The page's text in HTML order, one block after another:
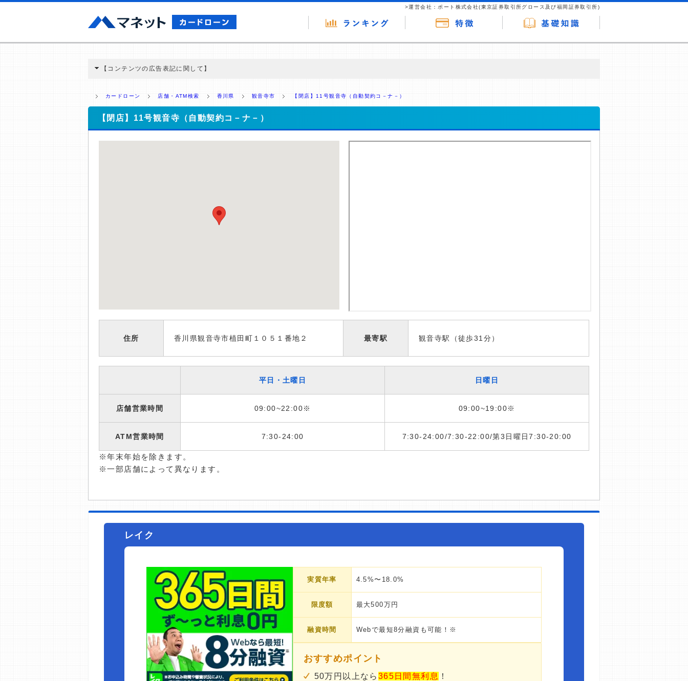
>運営会社：ポート株式会社(東京証券取引所グロース及び福岡証券取引所)
【コンテンツの広告表記に関して】
ミ収集などに基づき、公平性を担保した情報提供を行っています。
>提携企業一覧
カードローン 店舗・ATM検索 香川県 観音寺市 【閉店】11号観音寺（自動契約コ－ナ－）
【閉店】11号観音寺（自動契約コ－ナ－）
住所 香川県観音寺市植田町１０５１番地２ 最寄駅 観音寺駅（徒歩31分）
平日・土曜日 日曜日
店舗営業時間 09:00~22:00※ 09:00~19:00※
ATM営業時間 7:30-24:00 7:30-24:00/7:30-22:00/第3日曜日7:30-20:00
※年末年始を除きます。
※一部店舗によって異なります。
レイク
実質年率 4.5%〜18.0%
限度額 最大500万円
融資時間 Webで最短8分融資も可能！※
おすすめポイント
50万円以上なら 365日間無利息 ！